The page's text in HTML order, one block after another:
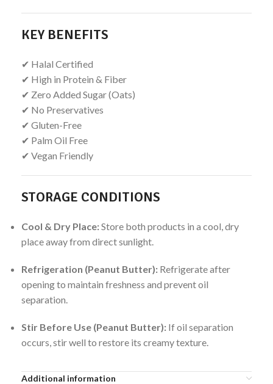
KEY BENEFITS
✔ Halal Certified
✔ High in Protein & Fiber
✔ Zero Added Sugar (Oats)
✔ No Preservatives
✔ Gluten-Free
✔ Palm Oil Free
✔ Vegan Friendly
STORAGE CONDITIONS
Cool & Dry Place:Store both products in a cool, dry
place away from direct sunlight.
Refrigeration (Peanut Butter): Refrigerate after
opening to maintain freshness and prevent oil
separation.
Stir Before Use (Peanut Butter): If oil separation
occurs, stir well to restore its creamy texture.
Additional information